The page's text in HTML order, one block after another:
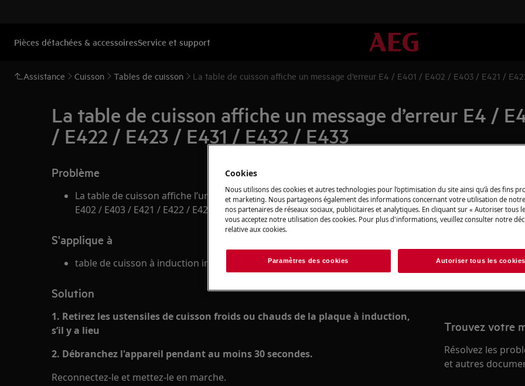
Pièces détachées & accessoiresService et support
Assistance Cuisson Tables de cuisson La table de cuisson affiche un message d’erreur E4 / E401 / E402 / E403 / E421 /
La table de cuisson affiche un message d’erreur E4 /
/ E422 / E423 / E431 / E432 / E433
Problème
La table de cuisson affiche l’un des messages d’erreur suivants : E4 / E401 /
E402 / E403 / E421 / E422 / E423 / E431 / E432 / E433.
S'applique à
table de cuisson à induction intégrée
Solution
1. Retirez les ustensiles de cuisson froids ou chauds de la plaque à induction,
s’il y a lieu
2. Débranchez l'appareil pendant au moins 30 secondes.
Reconnectez-le et mettez-le en marche.
Pièces
Trouvez dans
détachées
Trouvez votre
Résolvez les
et autres
Cookies
Nous utilisons des cookies et autres technologies pour l’optimisation du site ainsi qu’à des fins
et marketing. Nous partageons également des informations concernant votre utilisation de
nos partenaires de réseaux sociaux, publicitaires et analytiques. En cliquant sur « Autoriser tous
vous acceptez notre utilisation des cookies. Pour plus d'informations, veuillez consulter notre
relative aux cookies.
Paramètres des cookies Autoriser tous les cookies